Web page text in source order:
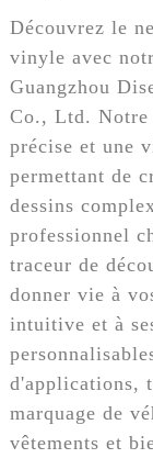
Découvrez le
vinyle avec
Guangzhou
Co., Ltd. Notre
précise et une
permettant de
dessins
professionnel
traceur de
donner vie à
intuitive et à
d'applications,
marquage de
vêtements et